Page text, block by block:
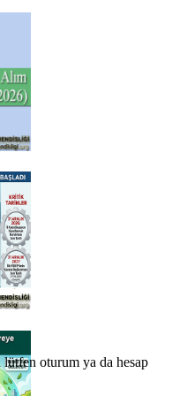
oturum ya da hesap